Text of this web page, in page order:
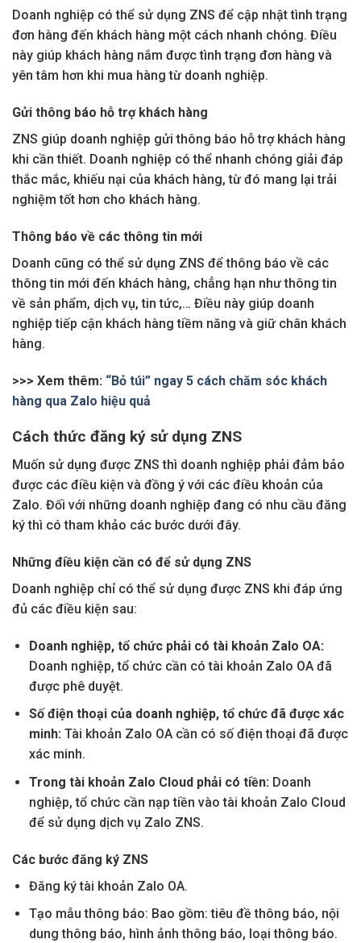
Doanh nghiệp có thể sử dụng ZNS để cập nhật tình trạng
đơn hàng đến khách hàng một cách nhanh chóng. Điều
này giúp khách hàng nắm được tình trạng đơn hàng và
yên tâm hơn khi mua hàng từ doanh nghiệp.
Gửi thông báo hỗ trợ khách hàng
ZNS giúp doanh nghiệp gửi thông báo hỗ trợ khách hàng
khi cần thiết. Doanh nghiệp có thể nhanh chóng giải đáp
thắc mắc, khiếu nại của khách hàng, từ đó mang lại trải
nghiệm tốt hơn cho khách hàng.
Thông báo về các thông tin mới
Doanh cũng có thể sử dụng ZNS để thông báo về các
thông tin mới đến khách hàng, chẳng hạn như thông tin
về sản phẩm, dịch vụ, tin tức,… Điều này giúp doanh
nghiệp tiếp cận khách hàng tiềm năng và giữ chân khách
hàng.
>>> Xem thêm: “Bỏ túi” ngay 5 cách chăm sóc khách
hàng qua Zalo hiệu quả
Cách thức đăng ký sử dụng ZNS
Muốn sử dụng được ZNS thì doanh nghiệp phải đảm bảo
được các điều kiện và đồng ý với các điều khoản của
Zalo. Đối với những doanh nghiệp đang có nhu cầu đăng
ký thì có tham khảo các bước dưới đây.
Những điều kiện cần có để sử dụng ZNS
Doanh nghiệp chỉ có thể sử dụng được ZNS khi đáp ứng
đủ các điều kiện sau:
Doanh nghiệp, tổ chức phải có tài khoản Zalo OA:
Doanh nghiệp, tổ chức cần có tài khoản Zalo OA đã
được phê duyệt.
Số điện thoại của doanh nghiệp, tổ chức đã được xác
minh: Tài khoản Zalo OA cần có số điện thoại đã được
xác minh.
Trong tài khoản Zalo Cloud phải có tiền: Doanh
nghiệp, tổ chức cần nạp tiền vào tài khoản Zalo Cloud
để sử dụng dịch vụ Zalo ZNS.
Các bước đăng ký ZNS
Đăng ký tài khoản Zalo OA.
Tạo mẫu thông báo: Bao gồm: tiêu đề thông báo, nội
dung thông báo, hình ảnh thông báo, loại thông báo.